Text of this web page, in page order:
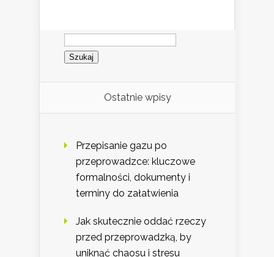
Szukaj:
Ostatnie wpisy
Przepisanie gazu po
przeprowadzce: kluczowe
formalności, dokumenty i
terminy do załatwienia
Jak skutecznie oddać rzeczy
przed przeprowadzką, by
uniknąć chaosu i stresu